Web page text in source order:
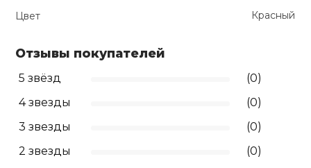
Лямки,
Упоры для
Утяжелители
оборудование
Цвет Красный
Отзывы покупателей
5 звёзд
(0)
4 звезды
(0)
3 звезды
(0)
2 звезды
(0)